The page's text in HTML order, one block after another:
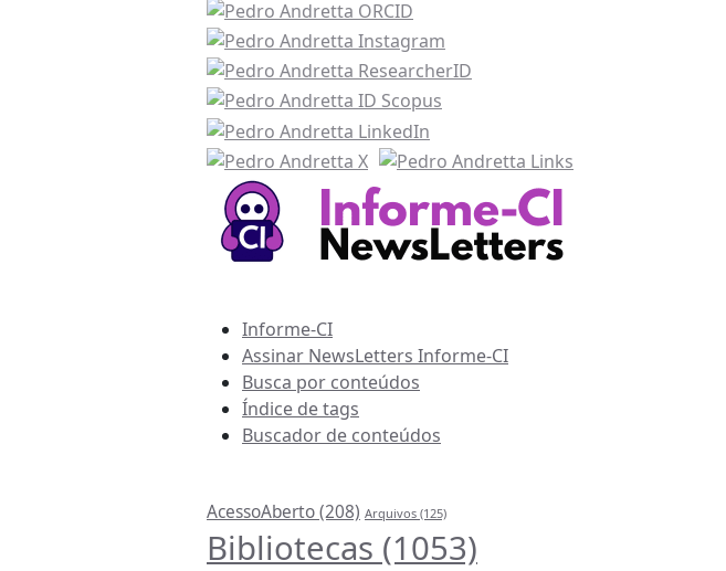
Informe-CI
Assinar NewsLetters Informe-CI
Busca por conteúdos
Índice de tags
Buscador de conteúdos
AcessoAberto(208) Arquivos (125)
Bibliotecas (1053)